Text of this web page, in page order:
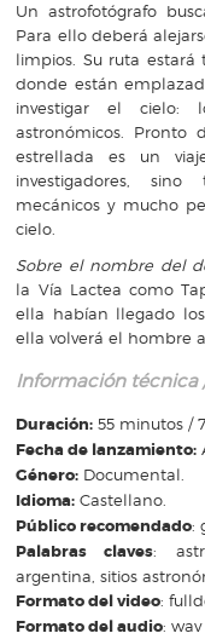
Un astrofotógrafo
Para ello deberá
limpios. Su ruta
donde están
investigar el cielo:
astronómicos. Pronto
estrellada es un
investigadores,
mecánicos y mucho
cielo.
Sobre el nombre del
la Vía Lactea como
ella habían llegado
ella volverá el hombre
Información técnica
Duración: 55 minutos /
Fecha de lanzamiento:
Género: Documental.
Idioma: Castellano.
Público recomendado:
Palabras claves:
argentina, sitios
Formato del video:
Formato del audio: wav